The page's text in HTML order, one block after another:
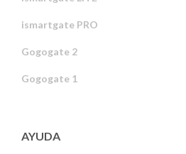
ismartgate PRO
Gogogate 2
Gogogate 1
AYUDA